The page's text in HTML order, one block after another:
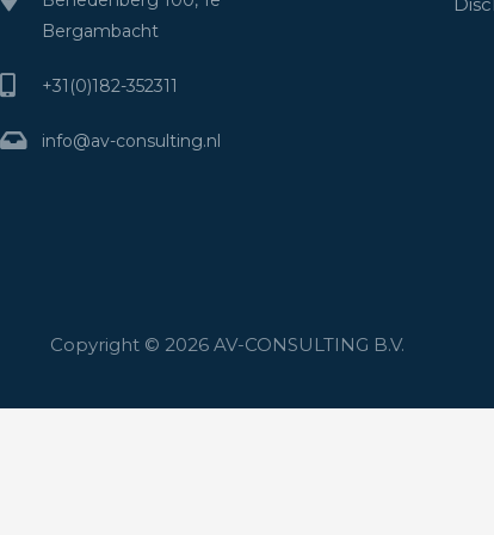
Bergambacht
+31(0)182-352311
info@av-consulting.nl
Copyright © 2026 AV-CONSULTING B.V.